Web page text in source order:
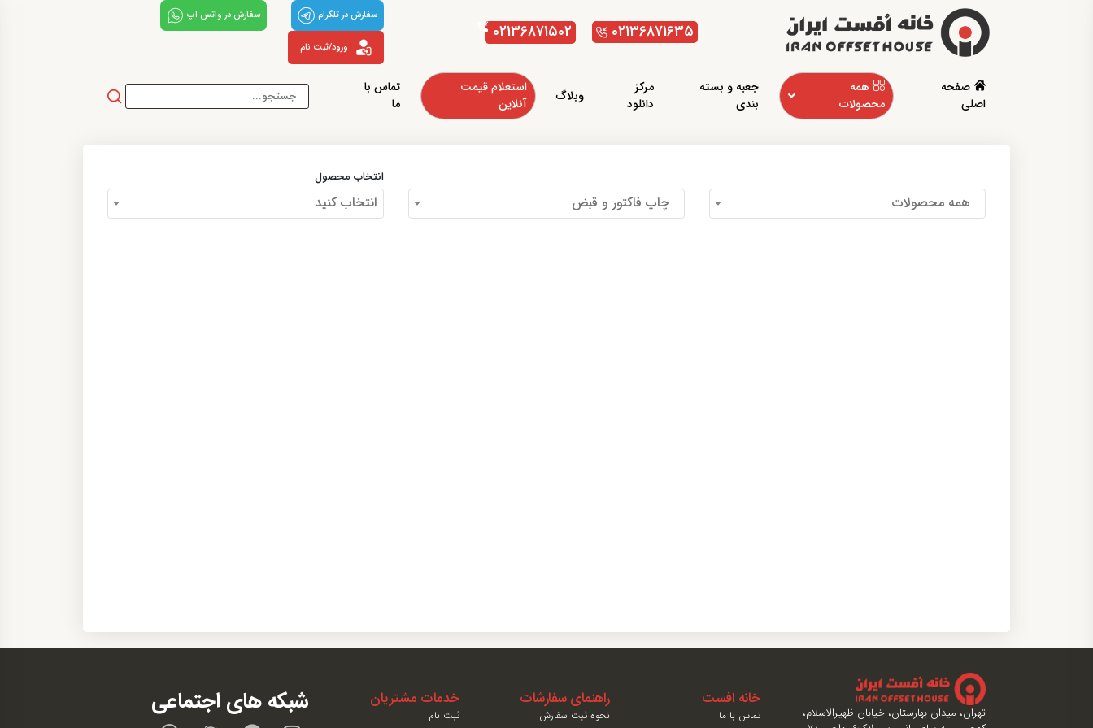
02136871635
02136871502
سفارش در تلگرام سفارش در واتس اپ
ورود/ثبت نام
صفحه
اصلی
همه
محصولات
جعبه و بسته
بندی
مرکز
دانلود
وبلاگ
استعلام قیمت
آنلاین
تماس با
ما
همه محصولات چاپ فاکتور و قبض
انتخاب محصول
انتخاب کنید
تهران، میدان بهارستان، خیابان ظهیرالاسلام،
خانه افست
تماس با ما
راهنمای سفارشات
نحوه ثبت سفارش
خدمات مشتریان
ثبت نام شبکه های اجتماعی